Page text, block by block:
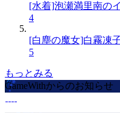
[水着]泡瀬満里南の
4
[白塵の魔女]白霧凍
5
もっとみる
GameWithからのお知らせ